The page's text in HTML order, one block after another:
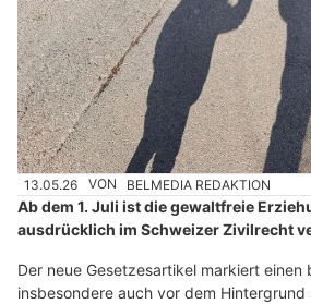
13.05.26 VON BELMEDIA REDAKTION
Ab dem 1. Juli ist die gewaltfreie
ausdrücklich im Schweizer Zivilrecht
Der neue Gesetzesartikel markiert
insbesondere auch vor dem